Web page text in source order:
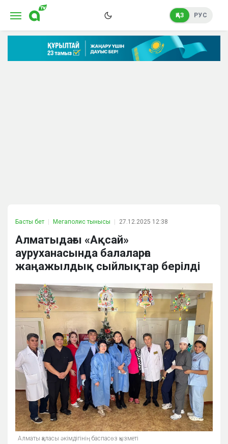
ҚАЗ РУС
Басты бет Мегаполис тынысы 27.12.2025 12:38
Алматыдағы «Ақсай»
ауруханасында балаларға
жаңажылдық сыйлықтар берілді
Алматы қаласы әкімдігінің баспасөз қызметі